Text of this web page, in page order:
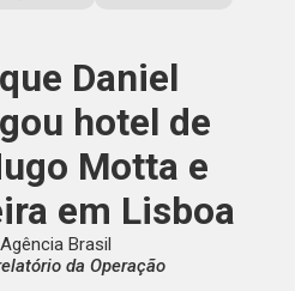
Daniel
hotel de
Motta e
em Lisboa
Brasil
da Operação